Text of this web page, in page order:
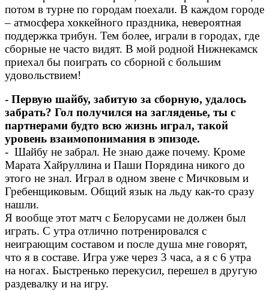
потом в турне по городам поехали. В каждом городе
– атмосфера хоккейного праздника, невероятная
поддержка трибун. Тем более, играли в городах, где
сборные не часто видят. В мой родной Нижнекамск
приехал бы поиграть со сборной с большим
удовольствием!
- Первую шайбу, забитую за сборную, удалось
забрать? Гол получился на загляденье, ты с
партнерами будто всю жизнь играл, такой
уровень взаимопонимания в эпизоде.
- Шайбу не забрал. Не знаю даже почему. Кроме
Марата Хайруллина и Паши Порядина никого до
этого не знал. Играл в одном звене с Мичковым и
Гребенщиковым. Общий язык на льду как-то сразу
нашли.
Я вообще этот матч с Белорусами не должен был
играть. С утра отлично потренировался с
неиграющим составом и после душа мне говорят,
что я в составе. Игра уже через 3 часа, а я с 6 утра
на ногах. Быстренько перекусил, перешел в другую
раздевалку и на игру.